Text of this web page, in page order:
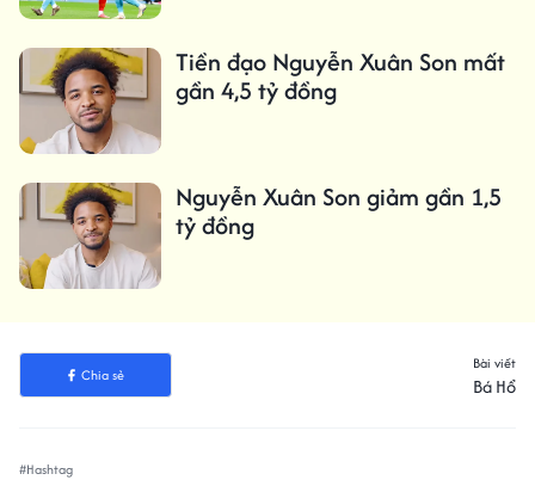
Tiền đạo Nguyễn Xuân Son mất
gần 4,5 tỷ đồng
Nguyễn Xuân Son giảm gần 1,5
tỷ đồng
Chia sẻ
Bài viết
Bá Hổ
#Hashtag